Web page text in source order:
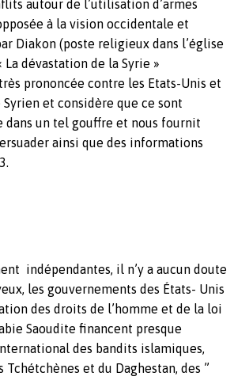
autour de l’utilisation d’armes
à la vision occidentale et
Diakon (poste religieux dans l’église
dévastation de la Syrie »
prononcée contre les Etats-Unis et
et considère que ce sont
dans un tel gouffre et nous fournit
ainsi que des informations
indépendantes, il n’y a aucun doute
les gouvernements des États- Unis
des droits de l’homme et de la loi
Saoudite financent presque
des bandits islamiques,
et du Daghestan, des ”